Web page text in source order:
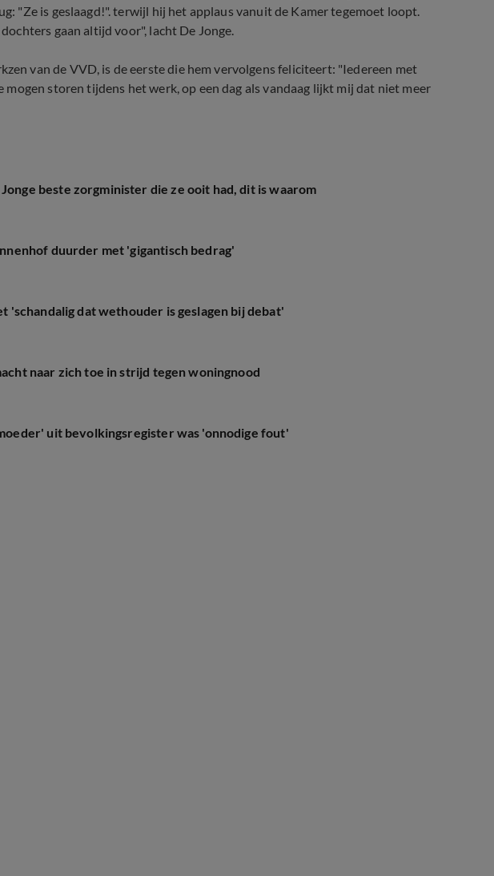
"Ze is geslaagd!". terwijl hij het applaus vanuit de Kamer tegemoet loopt.
gaan altijd voor", lacht De Jonge.
van de VVD, is de eerste die hem vervolgens feliciteert: "Iedereen met
storen tijdens het werk, op een dag als vandaag lijkt mij dat niet meer
beste zorgminister die ze ooit had, dit is waarom
duurder met 'gigantisch bedrag'
'schandalig dat wethouder is geslagen bij debat'
naar zich toe in strijd tegen woningnood
uit bevolkingsregister was 'onnodige fout'